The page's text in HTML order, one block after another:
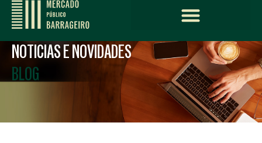
NOTICIAS E NOVIDADES
BLOG